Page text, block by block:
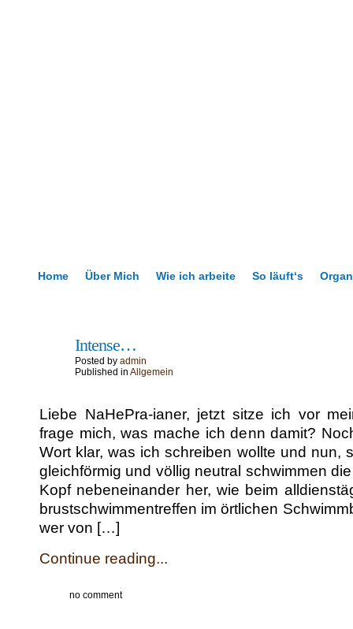
Home Über Mich Wie ich arbeite So läuft‘s
Intense…
Posted by admin
Published in Allgemein
Liebe NaHeP­­ra-ian­er, jet­zt sitze ich vor
frage mich, was mache ich denn damit?
Wort klar, was ich schreiben wollte und nun,
gle­ich­för­mig und völ­lig neu­tral schwim­men
Kopf nebeneinan­der her, wie beim
brustschwim­men­tr­e­f­fen im örtlichen
wer von […]
Continue reading...
no comment